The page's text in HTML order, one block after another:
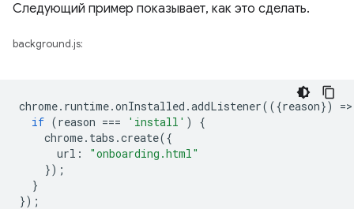
Следующий пример показывает, как это сделать.
background.js:
chrome. runtime.onInstalled .addListener(({reason}) =>
if (reason === 'install' )
{
chrome. tabs .create({
url :
"onboarding.html"
});
}
});